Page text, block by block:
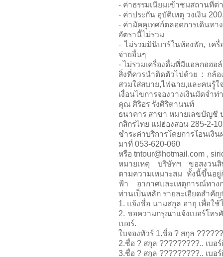
- ค่าธรรมเนียมเข้าชมสถานที่ต่
- ค่าประกัน อุบัติเหตุ วงเงิน
- ค่ามัคคุเทศก์ตลอดการเดินทาง
อัตรานี้ไม่รวม
- ไม่รวมมินิบาร์ในห้องพัก, เค
จ่ายอื่นๆ
- ไม่รวมเครื่องดื่มที่มีแอลกอฮอล์
สิ่งที่ควรนำติดตัวไปด้วย : กล้อ
สวมใส่สบาย,ไฟฉาย,และคนรู้ใ
เงื่อนไขการจองวางเงินมัดจ
คุณ ศิริอร รังศิริตานนท์
ธนาคาร สาขา หมายเลขบัญชี
กสิกรไทย แม่ฮ่องสอน 285-2-
ชำระค่าบริการโดยการโอนเงิ
มาที่ 053-620-060
หรือ tntour@hotmail.com ,
หมายเหตุ บริษัทฯ ขอสงวนสิท
ตามความเหมาะสม ทั้งนี้ขึ้นอ
ฟ้า อากาศและเหตุการณ์ทาง
ท่านเป็นหลัก รายละเอียดสำคั
1. แจ้งชื่อ นามสกุล อายุ เพื่อใ
2. ขอความกรุณาแจ้งเบอร์โท
เบอร์.
ใบจองทัวร์ 1.ชื่อ ? สกุล
2.ชื่อ ? สกุล ?????????.. เบอ
3.ชื่อ ? สกุล ?????????.. เบอ